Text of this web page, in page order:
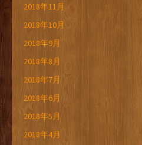
2018年11月
2018年10月
2018年9月
2018年8月
2018年7月
2018年6月
2018年5月
2018年4月